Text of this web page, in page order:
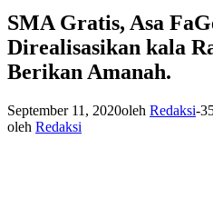
SMA Gratis, Asa
Direalisasikan kala
Berikan Amanah.
September 11, 2020oleh Redaksi-
oleh Redaksi